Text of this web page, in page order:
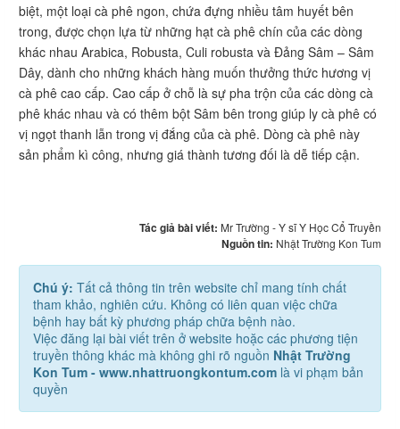
biệt, một loại cà phê ngon, chứa đựng nhiều tâm huyết bên
trong, được chọn lựa từ những hạt cà phê chín của các dòng
khác nhau Arabica, Robusta, Culi robusta và Đảng Sâm – Sâm
Dây, dành cho những khách hàng muốn thưởng thức hương vị
cà phê cao cấp. Cao cấp ở chỗ là sự pha trộn của các dòng cà
phê khác nhau và có thêm bột Sâm bên trong giúp ly cà phê có
vị ngọt thanh lẫn trong vị đắng của cà phê. Dòng cà phê này
sản phẩm kì công, nhưng giá thành tương đối là dễ tiếp cận.
Tác giả bài viết: Mr Trường - Y sĩ Y Học Cổ Truyền
Nguồn tin: Nhật Trường Kon Tum
Chú ý: Tất cả thông tin trên website chỉ mang tính chất
tham khảo, nghiên cứu. Không có liên quan việc chữa
bệnh hay bất kỳ phương pháp chữa bệnh nào.
Việc đăng lại bài viết trên ở website hoặc các phương tiện
truyền thông khác mà không ghi rõ nguồn Nhật Trường
Kon Tum - www.nhattruongkontum.com là vi phạm bản
quyền